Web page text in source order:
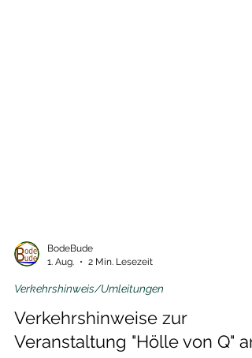
1. Aug.
2 Min. Lesezeit
Verkehrshinweis/Umleitungen
Verkehrshinweise zur